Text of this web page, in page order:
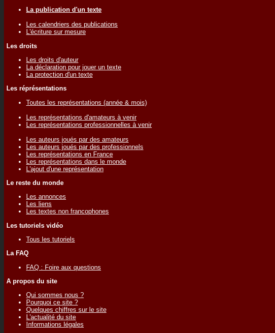
La publication d'un texte
Les calendriers des publications
L'écriture sur mesure
Les droits
Les droits d'auteur
La déclaration pour jouer un texte
La protection d'un texte
Les réprésentations
Toutes les représentations (année & mois)
Les représentations d'amateurs à venir
Les représentations professionnelles à venir
Les auteurs joués par des amateurs
Les auteurs joués par des professionnels
Les représentations en France
Les représentations dans le monde
L'ajout d'une représentation
Le reste du monde
Les annonces
Les liens
Les textes non francophones
Les tutoriels vidéo
Tous les tutoriels
La FAQ
FAQ : Foire aux questions
A propos du site
Qui sommes nous ?
Pourquoi ce site ?
Quelques chiffres sur le site
L'actualité du site
Informations légales